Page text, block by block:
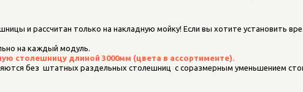
и рассчитан только на накладную мойку! Если вы хотите установить
на каждый модуль.
столешницу длиной 3000мм (цвета в ассортименте).
без  штатных раздельных столешниц  с соразмерным уменьшением